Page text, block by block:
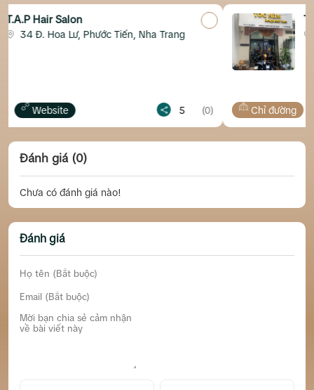
Tiến, Nha Trang
Tóc Hẻm Design
12 Lý Tự Trọng,
Chỉ đường Fanpage
Đánh giá (0)
Chưa có đánh giá nào!
Đánh giá